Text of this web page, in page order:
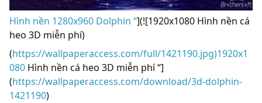
Hình nền 1280x960 Dolphin “](![1920x1080 Hình nền cá
heo 3D miễn phí)
(https://wallpaperaccess.com/full/1421190.jpg)1920x1
080 Hình nền cá heo 3D miễn phí “]
(https://wallpaperaccess.com/download/3d-dolphin-
1421190)